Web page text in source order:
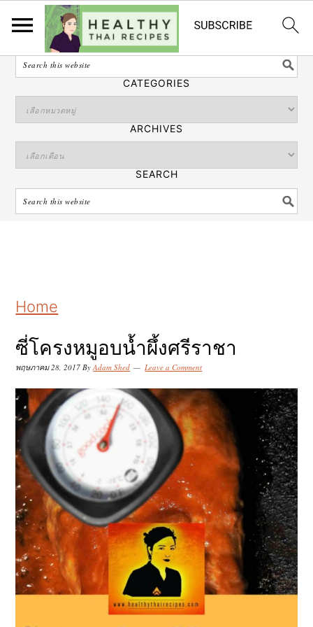
ไทย
SEARCH
CATEGORIES
ARCHIVES
SEARCH
k
i
p
t
o
p
r
i
m
a
r
y
k
i
p
t
o
m
a
i
n
c
o
n
k
i
p
t
o
p
r
i
m
a
r
y
Home
ซี่โครงหมูอบน้ำผึ้งศรีราชา
พฤษภาคม 28, 2017 ByAdam Shed Leave a Comment